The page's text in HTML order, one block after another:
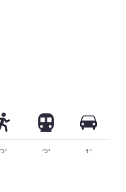
3' 3' 1'